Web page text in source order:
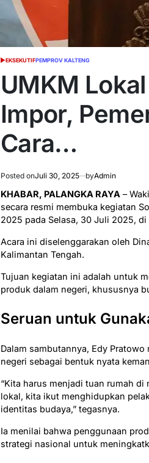
POSTED
EKSEKUTIFPEMPROV KALTENG
UMKM
Impor,
Cara…
Posted onJuli 30, 2025 byAdmin
KHABAR, PALANGKA RAYA –
secara resmi membuka kegiatan
2025 pada Selasa, 30 Juli 2025, di
Acara ini diselenggarakan oleh
Kalimantan Tengah.
Tujuan kegiatan ini adalah untuk
produk dalam negeri, khususnya
Seruan untuk
Dalam sambutannya, Edy
negeri sebagai bentuk nyata
“Kita harus menjadi tuan rumah
lokal, kita ikut menghidupkan
identitas budaya,” tegasnya.
Ia menilai bahwa penggunaan
strategi nasional untuk